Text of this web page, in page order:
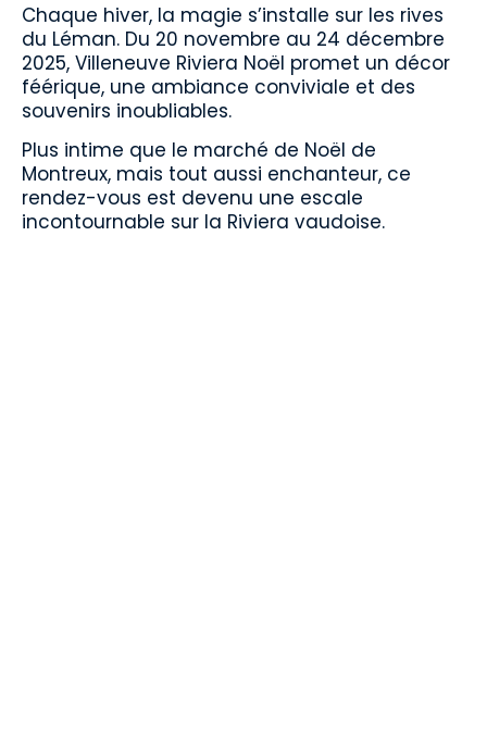
Chaque hiver, la magie s’installe sur les rives
du Léman. Du 20 novembre au 24 décembre
2025, Villeneuve Riviera Noël promet un décor
féérique, une ambiance conviviale et des
souvenirs inoubliables.
Plus intime que le marché de Noël de
Montreux, mais tout aussi enchanteur, ce
rendez-vous est devenu une escale
incontournable sur la Riviera vaudoise.